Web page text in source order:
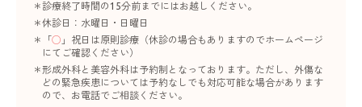
診療終了時間の15分前までにはお越しください。
休診日：水曜日・日曜日
「○ 」祝日は原則診療（休診の場合もありますのでホームページ
にてご確認ください）
形成外科と美容外科は予約制となっております。ただし、外傷な
どの緊急疾患については予約なしでも対応可能な場合があります
ので、お電話でご相談ください。